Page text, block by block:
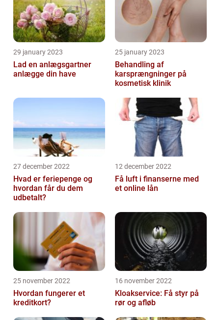
29 january 2023
Lad en anlægsgartner
anlægge din have
25 january 2023
Behandling af
karsprængninger på
kosmetisk klinik
27 december 2022
Hvad er feriepenge og
hvordan får du dem
udbetalt?
12 december 2022
Få luft i finanserne med
et online lån
25 november 2022
Hvordan fungerer et
kreditkort?
16 november 2022
Kloakservice: Få styr på
rør og afløb